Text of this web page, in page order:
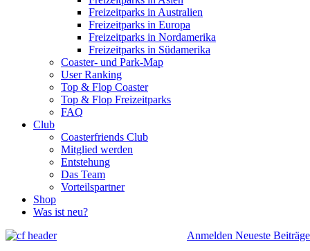
Freizeitparks in Australien
Freizeitparks in Europa
Freizeitparks in Nordamerika
Freizeitparks in Südamerika
Coaster- und Park-Map
User Ranking
Top & Flop Coaster
Top & Flop Freizeitparks
FAQ
Club
Coasterfriends Club
Mitglied werden
Entstehung
Das Team
Vorteilspartner
Shop
Was ist neu?
Anmelden Neueste Beiträge